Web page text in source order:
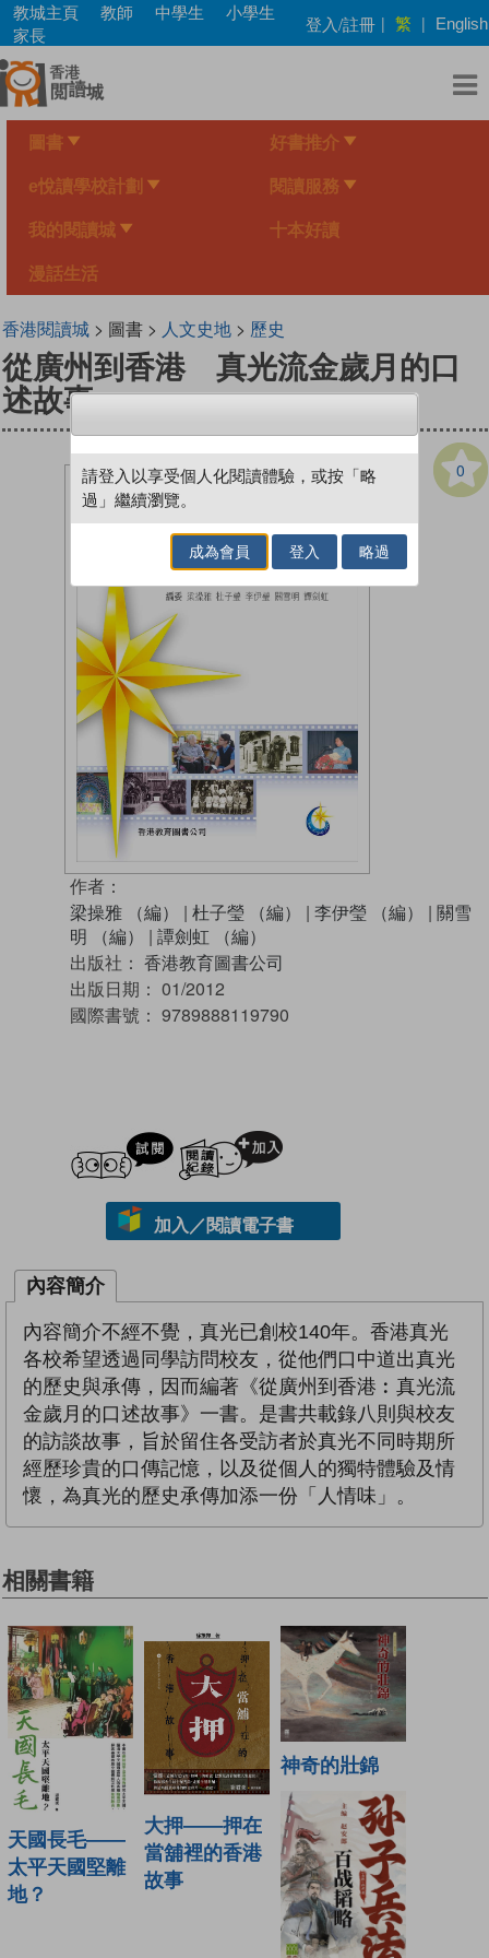
Skip
main
content
教城主頁 教師 中學生
小學生
家長
登入/註冊 | 繁 | English
圖書 好書推介
e悅讀學校計劃 閱讀服務
我的閱讀城 十本好讀
漫話生活
香港閱讀城> 圖書 > 人文史地> 歷史
從廣州到香港 真光流金歲月的口
述故事
0
作者：
梁操雅 （編）
| 杜子瑩 （編） | 李伊瑩 （編） | 關雪
明 （編）
| 譚劍虹 （編）
出版社： 香港教育圖書公司
出版日期： 01/2012
國際書號： 9789888119790
試閲
加入／閱讀電子書
內容簡介
內容簡介不經不覺，真光已創校140年。香港真光
各校希望透過同學訪問校友，從他們口中道出真光
的歷史與承傳，因而編著《從廣州到香港︰真光流
金歲月的口述故事》一書。是書共載錄八則與校友
的訪談故事，旨於留住各受訪者於真光不同時期所
經歷珍貴的口傳記憶，以及從個人的獨特體驗及情
懷，為真光的歷史承傳加添一份「人情味」。
相關書籍
天國長毛——
太平天國堅離
地？
大押——押在
當舖裡的香港
故事
神奇的壯錦
請登入以享受個人化閱讀體驗，或按「略
過」繼續瀏覽。
成為會員 登入 略過